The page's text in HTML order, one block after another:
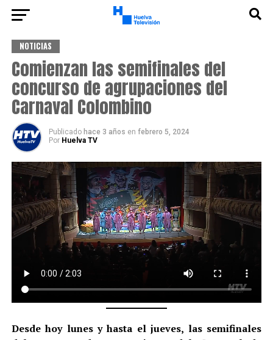
NOTICIAS
Comienzan las semifinales del
concurso de agrupaciones del
Carnaval Colombino
Publicado hace 3 años en febrero 5, 2024
Por Huelva TV
Desde hoy lunes y hasta el jueves, las semifinales